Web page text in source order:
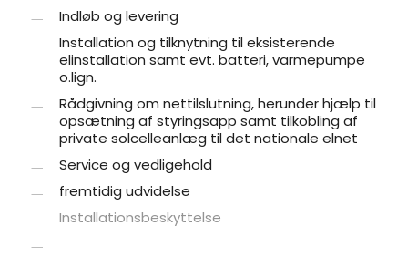
Indløb og levering
Installation og tilknytning til eksisterende
elinstallation samt evt. batteri, varmepumpe
o.lign.
Rådgivning om nettilslutning, herunder hjælp til
opsætning af styringsapp samt tilkobling af
private solcelleanlæg til det nationale elnet
Service og vedligehold
fremtidig udvidelse
Installationsbeskyttelse